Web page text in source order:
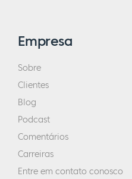
Empresa
Sobre
Clientes
Blog
Podcast
Comentários
Carreiras
Entre em contato conosco